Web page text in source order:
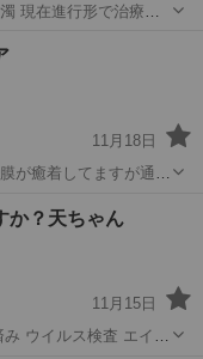
で治療中
11月18日
が癒着してますが通院
ートヘア
か？天ちゃん
11月15日
エイズ